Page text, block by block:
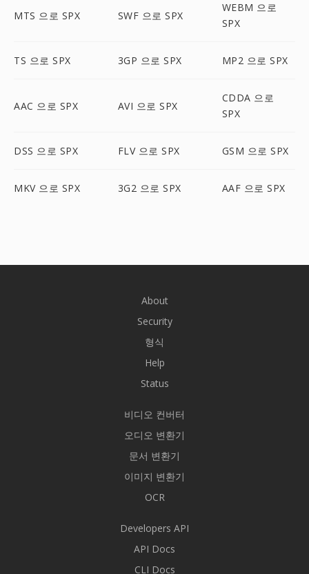
MTS 으로 SPX SWF 으로 SPX
WEBM 으로
SPX
TS 으로 SPX 3GP 으로 SPX MP2 으로 SPX
AAC 으로 SPX AVI 으로 SPX
CDDA 으로
SPX
DSS 으로 SPX FLV 으로 SPX GSM 으로 SPX
MKV 으로 SPX 3G2 으로 SPX AAF 으로 SPX
About
Security
형식
Help
Status
비디오 컨버터
오디오 변환기
문서 변환기
이미지 변환기
OCR
Developers API
API Docs
CLI Docs